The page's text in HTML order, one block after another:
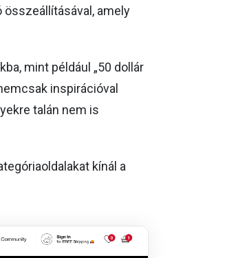
amely
mint például „50 dollár
inspirációval
talán nem is
kínál a